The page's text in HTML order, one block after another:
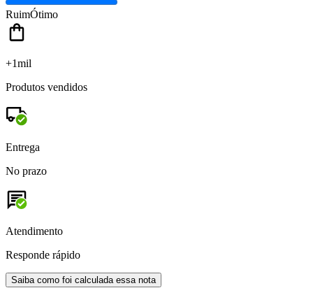
RuimÓtimo
+1mil
Produtos vendidos
Entrega
No prazo
Atendimento
Responde rápido
Saiba como foi calculada essa nota